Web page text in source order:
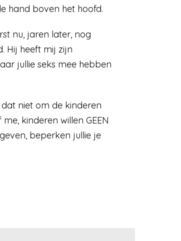
hand boven het hoofd.
nu, jaren later, nog
Hij heeft mij zijn
jullie seks mee hebben
niet om de kinderen
kinderen willen GEEN
beperken jullie je